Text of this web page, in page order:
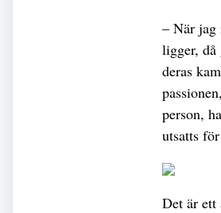
– När jag
ligger,
deras
person,
utsatts
Det är ett